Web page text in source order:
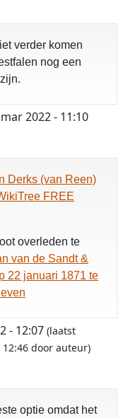
verder komen
nog een
2022 - 11:10
Derks (van Reen)
FREE
overleden te
van de Sandt &
22 januari 1871 te
- 12:07 (laatst
door auteur)
optie omdat het